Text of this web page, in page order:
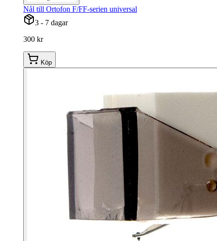
Nål till Ortofon F/FF-serien universal
3 - 7 dagar
300 kr
Köp